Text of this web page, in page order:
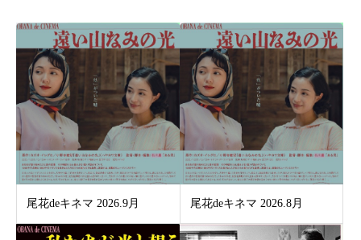
尾花deキネマ 2026.9月 尾花deキネマ 2026.8月